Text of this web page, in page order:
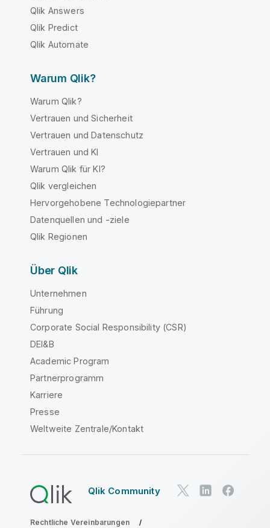
Qlik Answers
Qlik Predict
Qlik Automate
Warum Qlik?
Warum Qlik?
Vertrauen und Sicherheit
Vertrauen und Datenschutz
Vertrauen und KI
Warum Qlik für KI?
Qlik vergleichen
Hervorgehobene Technologiepartner
Datenquellen und -ziele
Qlik Regionen
Über Qlik
Unternehmen
Führung
Corporate Social Responsibility (CSR)
DEI&B
Academic Program
Partnerprogramm
Karriere
Presse
Weltweite Zentrale/Kontakt
Qlik Community
Rechtliche Vereinbarungen